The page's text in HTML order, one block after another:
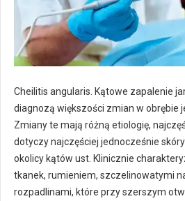
Cheilitis angularis. Kątowe zapalenie
diagnozą większości zmian w obrębie
Zmiany te mają różną etiologię,
dotyczy najczęściej jednocześnie
okolicy kątów ust. Klinicznie
tkanek, rumieniem, szczelinowatymi
rozpadlinami, które przy szerszym